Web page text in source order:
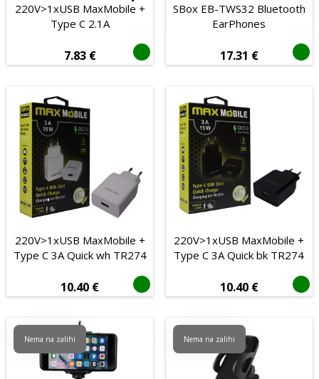
220V>1xUSB MaxMobile +
Type C 2.1A
7.83 €
SBox EB-TWS32 Bluetooth
EarPhones
17.31 €
220V>1xUSB MaxMobile +
Type C 3A Quick wh TR274
10.40 €
220V>1xUSB MaxMobile +
Type C 3A Quick bk TR274
10.40 €
Nema na zalihi Nema na zalihi